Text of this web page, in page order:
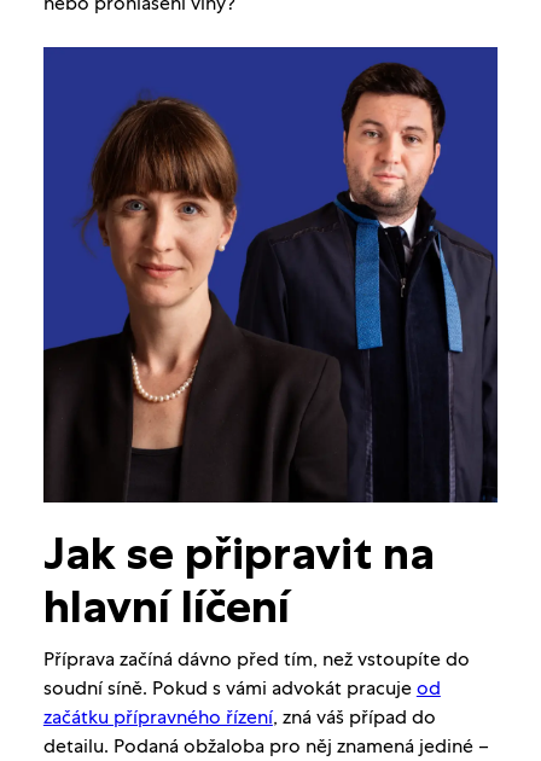
Jak se připravit na
hlavní líčení
Příprava začíná dávno před tím, než vstoupíte do
soudní síně. Pokud s vámi advokát pracujeod
začátku přípravného řízení, zná váš případ do
detailu. Podaná obžaloba pro něj znamená jediné –